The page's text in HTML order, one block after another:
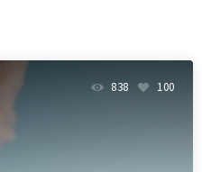
838 100